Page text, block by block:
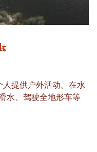
人提供户外活动。在水
水、驾驶全地形车等